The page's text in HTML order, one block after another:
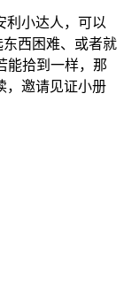
利小达人，可以
西困难、或者就
能拾到一样，那
，邀请见证小册